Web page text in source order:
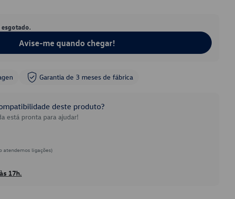
Avise-me quando chegar!
Garantia de 3 meses de fábrica
deste produto?
está pronta para ajudar!
atendemos ligações)
17h.